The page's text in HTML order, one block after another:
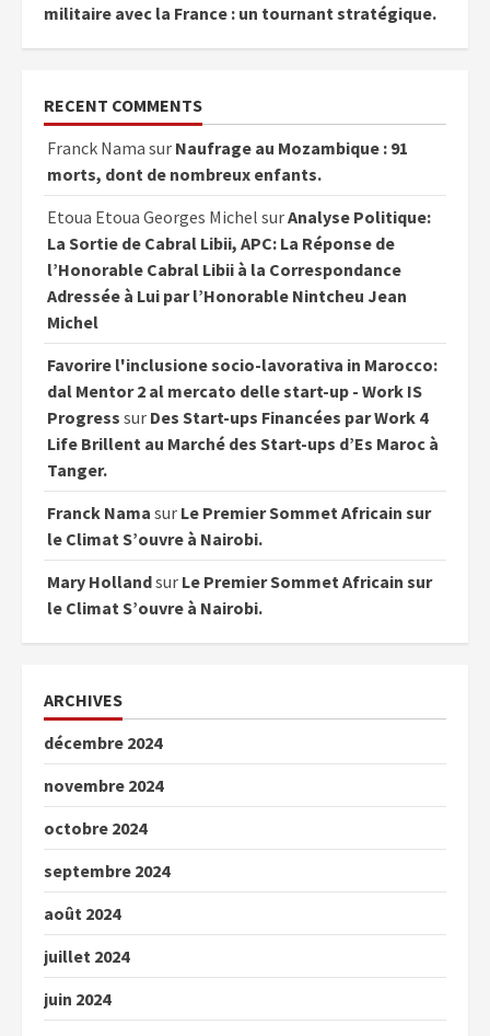
militaire avec la France : un tournant stratégique.
RECENT COMMENTS
Franck Nama sur Naufrage au Mozambique : 91
morts, dont de nombreux enfants.
Etoua Etoua Georges Michel surAnalyse Politique:
La Sortie de Cabral Libii, APC: La Réponse de
l’Honorable Cabral Libii à la Correspondance
Adressée à Lui par l’Honorable Nintcheu Jean
Michel
Favorire l'inclusione socio-lavorativa in Marocco:
dal Mentor 2 al mercato delle start-up - Work IS
Progress sur Des Start-ups Financées par Work 4
Life Brillent au Marché des Start-ups d’Es Maroc à
Tanger.
Franck Nama sur Le Premier Sommet Africain sur
le Climat S’ouvre à Nairobi.
Mary Hollandsur Le Premier Sommet Africain sur
le Climat S’ouvre à Nairobi.
ARCHIVES
décembre 2024
novembre 2024
octobre 2024
septembre 2024
août 2024
juillet 2024
juin 2024